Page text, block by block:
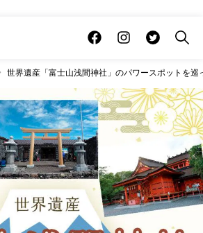
世界遺産「富士山浅間神社」のパワースポットを巡